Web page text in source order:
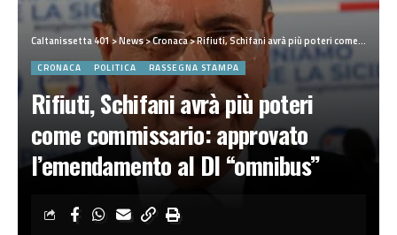
Caltanissetta 401>News>Cronaca>Rifiuti, Schifani avrà più poteri come commissario: approvato l’emendamento al Dl “omnibus”
CRONACA POLITICA RASSEGNA STAMPA
Rifiuti, Schifani avrà più poteri
come commissario: approvato
l’emendamento al Dl “omnibus”